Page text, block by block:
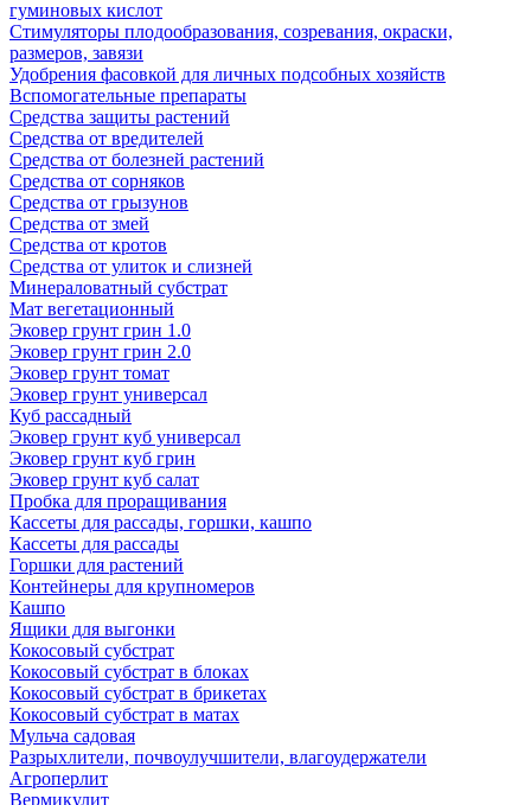
гуминовых кислот
Стимуляторы плодообразования, созревания, окраски,
размеров, завязи
Удобрения фасовкой для личных подсобных хозяйств
Вспомогательные препараты
Средства защиты растений
Средства от вредителей
Средства от болезней растений
Средства от сорняков
Средства от грызунов
Средства от змей
Средства от кротов
Средства от улиток и слизней
Минераловатный субстрат
Мат вегетационный
Эковер грунт грин 1.0
Эковер грунт грин 2.0
Эковер грунт томат
Эковер грунт универсал
Куб рассадный
Эковер грунт куб универсал
Эковер грунт куб грин
Эковер грунт куб салат
Пробка для проращивания
Кассеты для рассады, горшки, кашпо
Кассеты для рассады
Горшки для растений
Контейнеры для крупномеров
Кашпо
Ящики для выгонки
Кокосовый субстрат
Кокосовый субстрат в блоках
Кокосовый субстрат в брикетах
Кокосовый субстрат в матах
Мульча садовая
Разрыхлители, почвоулучшители, влагоудержатели
Агроперлит
Вермикулит